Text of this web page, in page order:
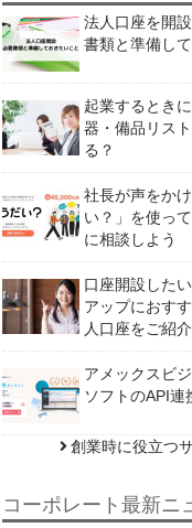
法人口座を開
書類と準備し
起業するとき
器・備品リス
る？
社長が声をか
い？」を使っ
に相談しよう
口座開設した
アップにおす
人口座をご紹介
アメックスビ
ソフトのAPI連
創業時に役立つ
コーポレート最新ニ